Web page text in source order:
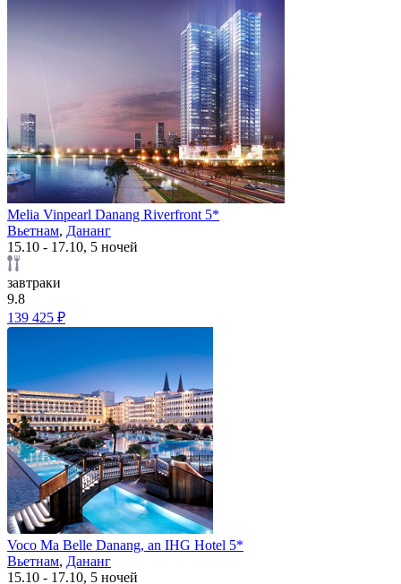
Melia Vinpearl Danang Riverfront 5*
Вьетнам, Дананг
15.10 - 17.10, 5 ночей
завтраки
9.8
139 425 ₽
Voco Ma Belle Danang, an IHG Hotel 5*
Вьетнам, Дананг
15.10 - 17.10, 5 ночей